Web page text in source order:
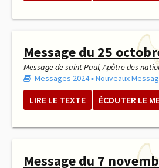
Message du 25
Message de saint Paul, Apôtre des
Messages 2024▪︎Nouveaux
LIRE LE TEXTE ÉCOUTER LE
Message du 7